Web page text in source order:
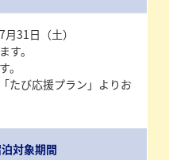
31日（土）
す。
。
たび応援プラン」よりお
対象期間